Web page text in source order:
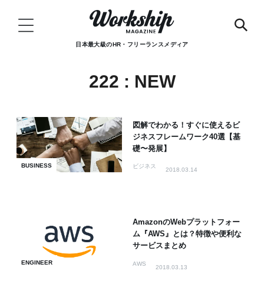
日本最大級のHR・フリーランスメディア
222 : NEW
BUSINESS
図解でわかる！すぐに使えるビ
ジネスフレームワーク40選【基
礎〜発展】
ビジネス
2018.03.14
ENGINEER
AmazonのWebプラットフォー
ム『AWS』とは？特徴や便利な
サービスまとめ
AWS
2018.03.13